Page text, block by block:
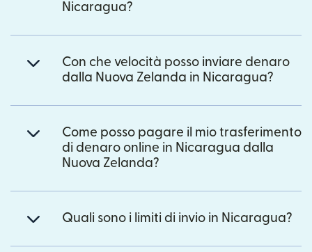
Nicaragua?
Con che velocità posso inviare denaro
dalla Nuova Zelanda in Nicaragua?
Come posso pagare il mio trasferimento
di denaro online in Nicaragua dalla
Nuova Zelanda?
Quali sono i limiti di invio in Nicaragua?